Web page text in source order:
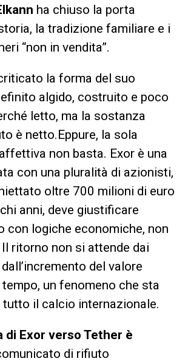
ha chiuso la porta
la tradizione familiare e i
“non in vendita”.
la forma del suo
algido, costruito e poco
letto, ma la sostanza
è netto.Eppure, la sola
non basta. Exor è una
con una pluralità di azionisti,
oltre 700 milioni di euro
anni, deve giustificare
con logiche economiche, non
ritorno non si attende dai
del valore
tempo, un fenomeno che sta
tutto il calcio internazionale.
di Exor verso Tether è
di rifiuto